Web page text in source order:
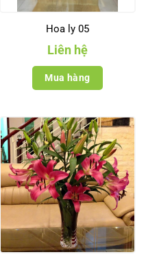
Hoa ly 05
Liên hệ
Mua hàng